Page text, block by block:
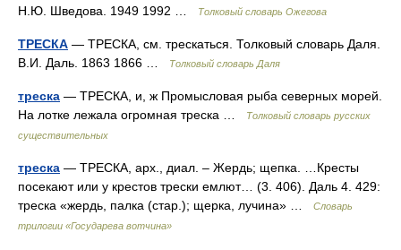
Н.Ю. Шведова. 1949 1992 …
Толковый словарь Ожегова
ТРЕСКА — ТРЕСКА, см. трескаться. Толковый словарь Даля.
В.И. Даль. 1863 1866 …
Толковый словарь Даля
треска — ТРЕСКА, и, ж Промысловая рыба северных морей.
На лотке лежала огромная треска …
Толковый словарь русских
существительных
треска — ТРЕСКА, арх., диал. – Жердь; щепка. …Кресты
посекают или у крестов трески емлют… (3. 406). Даль 4. 429:
треска «жердь, палка (стар.); щерка, лучина» …
Словарь
трилогии «Государева вотчина»